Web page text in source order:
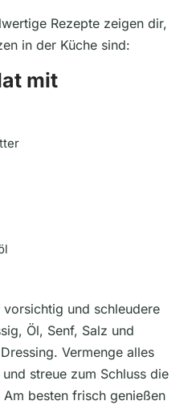
Rezepte zeigen dir,
in der Küche sind:
mit
und schleudere
Öl, Senf, Salz und
Vermenge alles
streue zum Schluss die
besten frisch genießen